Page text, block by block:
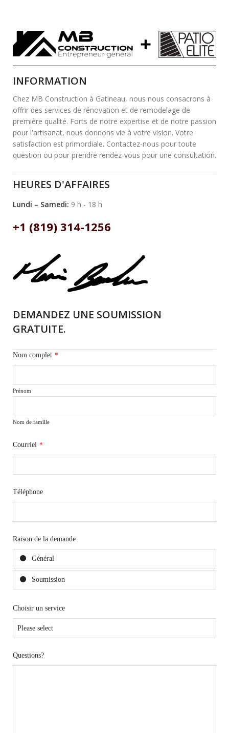
INFORMATION
Chez MB Construction à Gatineau, nous nous consacrons à
offrir des services de rénovation et de remodelage de
première qualité. Forts de notre expertise et de notre passion
pour l'artisanat, nous donnons vie à votre vision. Votre
satisfaction est primordiale. Contactez-nous pour toute
question ou pour prendre rendez-vous pour une consultation.
HEURES D'AFFAIRES
Lundi – Samedi: 9 h - 18 h
+1 (819) 314-1256
DEMANDEZ UNE SOUMISSION
GRATUITE.
Nom complet *
Prénom
Nom de famille
Courriel *
Téléphone
Raison de la demande
Général
Soumission
Choisir un service
Questions?